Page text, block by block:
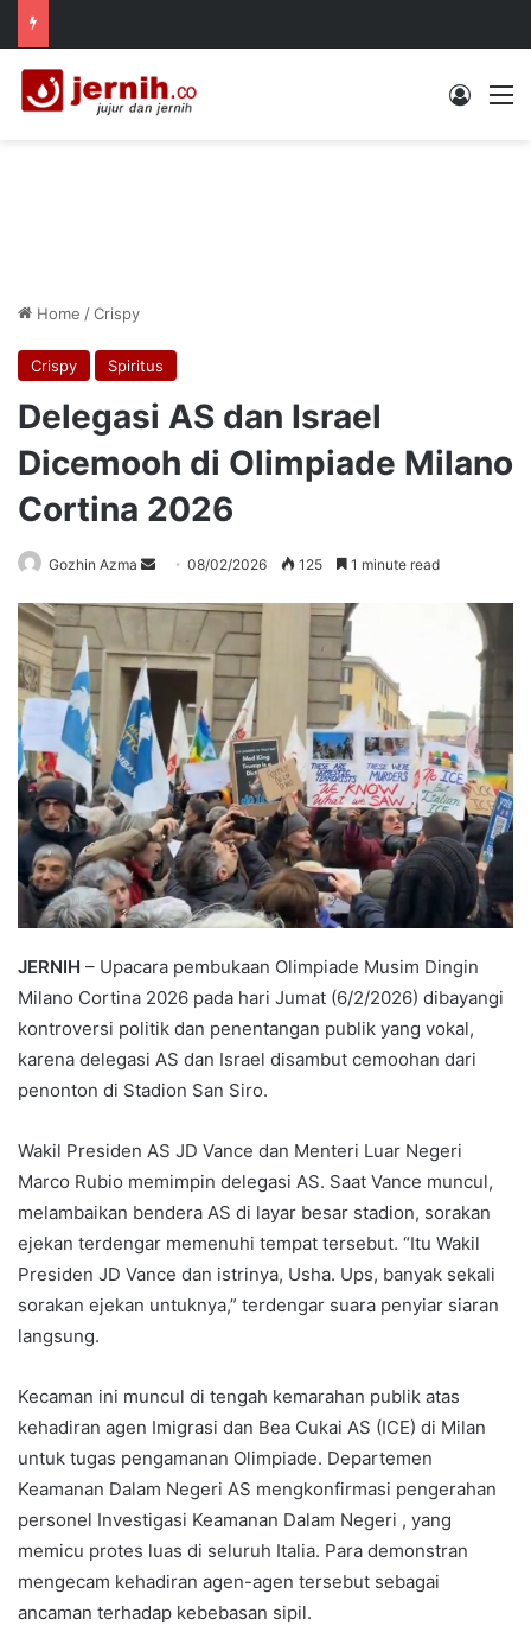
Log In
Home /Crispy
Crispy Spiritus
Delegasi AS dan Israel
Dicemooh di Olimpiade Milano
Cortina 2026
Gozhin Azma
Send08/02/2026 125 1 minute read
JERNIH – Upacara pembukaan Olimpiade Musim Dingin
Milano Cortina 2026 pada hari Jumat (6/2/2026) dibayangi
kontroversi politik dan penentangan publik yang vokal,
karena delegasi AS dan Israel disambut cemoohan dari
penonton di Stadion San Siro.
Wakil Presiden AS JD Vance dan Menteri Luar Negeri
Marco Rubio memimpin delegasi AS. Saat Vance muncul,
melambaikan bendera AS di layar besar stadion, sorakan
ejekan terdengar memenuhi tempat tersebut. “Itu Wakil
Presiden JD Vance dan istrinya, Usha. Ups, banyak sekali
sorakan ejekan untuknya,” terdengar suara penyiar siaran
langsung.
Kecaman ini muncul di tengah kemarahan publik atas
kehadiran agen Imigrasi dan Bea Cukai AS (ICE) di Milan
untuk tugas pengamanan Olimpiade. Departemen
Keamanan Dalam Negeri AS mengkonfirmasi pengerahan
personel Investigasi Keamanan Dalam Negeri , yang
memicu protes luas di seluruh Italia. Para demonstran
mengecam kehadiran agen-agen tersebut sebagai
ancaman terhadap kebebasan sipil.